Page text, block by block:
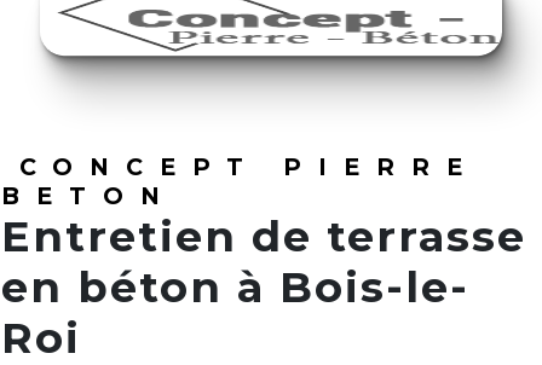
CONCEPT PIERRE
BETON
Entretien de terrasse
en béton à Bois-le-
Roi